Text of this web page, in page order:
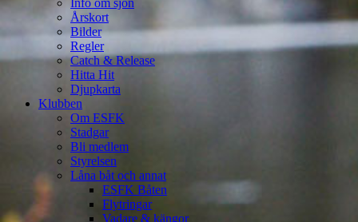
Årskort
Bilder
Regler
Catch & Release
Hitta Hit
Djupkarta
Klubben
Om ESFK
Stadgar
Bli medlem
Styrelsen
Låna båt och annat
ESFK Båten
Flytringar
Vadare & kängor